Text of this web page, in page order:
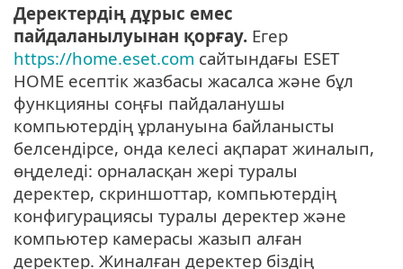
Деректердің дұрыс емес
пайдаланылуынан қорғау. Егер
https://home.eset.com сайтындағы ESET
HOME есептік жазбасы жасалса және бұл
функцияны соңғы пайдаланушы
компьютердің ұрлануына байланысты
белсендірсе, онда келесі ақпарат жиналып,
өңделеді: орналасқан жері туралы
деректер, скриншоттар, компьютердің
конфигурациясы туралы деректер және
компьютер камерасы жазып алған
деректер. Жиналған деректер біздің